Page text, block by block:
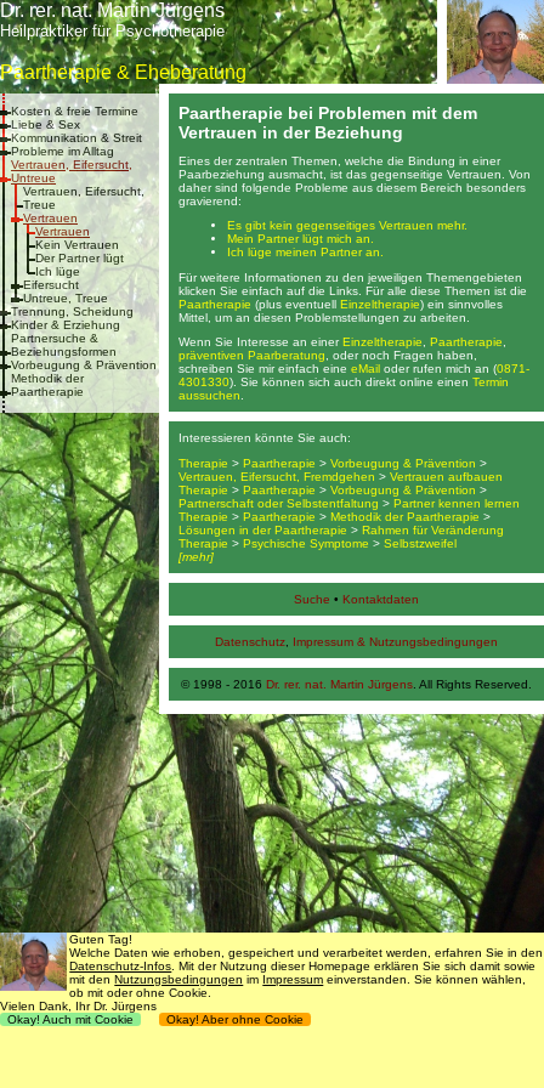
Dr. rer. nat. Martin Jürgens
Heilpraktiker für Psychotherapie
Paartherapie & Eheberatung
Kosten & freie Termine
Liebe & Sex
Kommunikation & Streit
Probleme im Alltag
Vertrauen, Eifersucht,
Untreue
Vertrauen, Eifersucht,
Treue
Vertrauen
Vertrauen
Kein Vertrauen
Der Partner lügt
Ich lüge
Eifersucht
Untreue, Treue
Trennung, Scheidung
Kinder & Erziehung
Partnersuche &
Beziehungsformen
Vorbeugung & Prävention
Methodik der
Paartherapie
Paartherapie bei Problemen mit dem
Vertrauen in der Beziehung
Eines der zentralen Themen, welche die Bindung in einer
Paarbeziehung ausmacht, ist das gegenseitige Vertrauen. Von
daher sind folgende Probleme aus diesem Bereich besonders
gravierend:
Es gibt kein gegenseitiges Vertrauen mehr.
Mein Partner lügt mich an.
Ich lüge meinen Partner an.
Für weitere Informationen zu den jeweiligen Themengebieten
klicken Sie einfach auf die Links. Für alle diese Themen ist die
Paartherapie (plus eventuell Einzeltherapie) ein sinnvolles
Mittel, um an diesen Problemstellungen zu arbeiten.
Wenn Sie Interesse an einer Einzeltherapie, Paartherapie,
präventiven Paarberatung, oder noch Fragen haben,
schreiben Sie mir einfach eine eMail oder rufen mich an (0871-
4301330). Sie können sich auch direkt online einen Termin
aussuchen.
Interessieren könnte Sie auch:
Therapie > Paartherapie > Vorbeugung & Prävention >
Vertrauen, Eifersucht, Fremdgehen > Vertrauen aufbauen
Therapie > Paartherapie > Vorbeugung & Prävention >
Partnerschaft oder Selbstentfaltung > Partner kennen lernen
Therapie > Paartherapie > Methodik der Paartherapie >
Lösungen in der Paartherapie > Rahmen für Veränderung
Therapie > Psychische Symptome > Selbstzweifel
[mehr]
Suche • Kontaktdaten
Datenschutz Impressum & Nutzungsbedingungen
© 1998 - 2016 Dr. rer. nat. Martin Jürgens . All Rights Reserved.
Guten Tag!
Welche Daten wie erhoben, gespeichert und verarbeitet werden, erfahren Sie in den
Datenschutz-Infos . Mit der Nutzung dieser Homepage erklären Sie sich damit sowie
mit denNutzungsbedingungen im Impressum einverstanden. Sie können wählen,
ob mit oder ohne Cookie.
Vielen Dank, Ihr Dr. Jürgens
Okay! Auch mit Cookie
Okay! Aber ohne Cookie